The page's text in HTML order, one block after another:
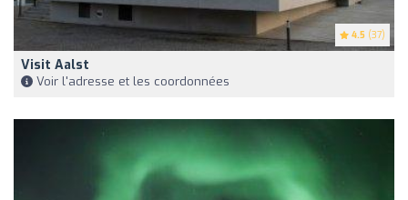
4.5 (37)
Visit Aalst
Voir l'adresse et les coordonnées